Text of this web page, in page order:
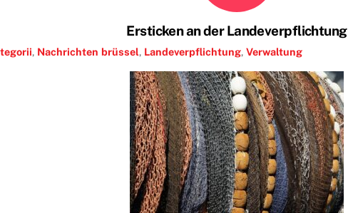
Ersticken an der Landeverpflichtung
, Nachrichten brüssel, Landeverpflichtung,Verwaltung